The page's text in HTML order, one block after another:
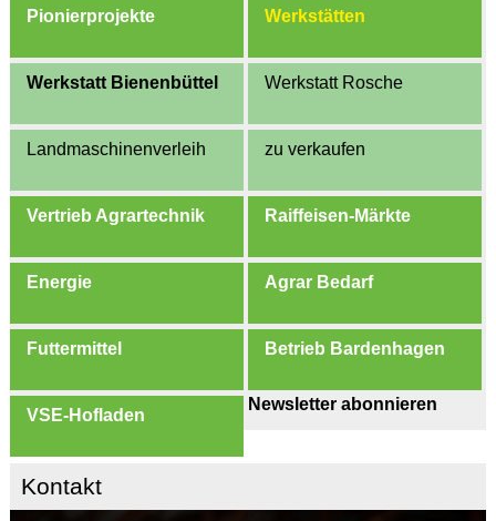
Pionierprojekte Werkstätten
Werkstatt Bienenbüttel Werkstatt Rosche
Landmaschinenverleih zu verkaufen
Vertrieb Agrartechnik Raiffeisen-Märkte
Energie Agrar Bedarf
Futtermittel Betrieb Bardenhagen
VSE-Hofladen
Newsletter abonnieren
Kontakt